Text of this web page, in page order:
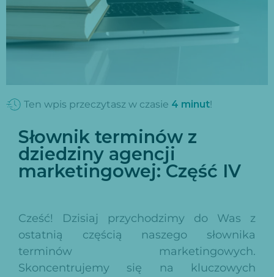
Ten wpis przeczytasz w czasie 4 minut!
Słownik terminów z
dziedziny agencji
marketingowej: Część IV
Cześć! Dzisiaj przychodzimy do Was z
ostatnią częścią naszego słownika
terminów marketingowych.
Skoncentrujemy się na kluczowych